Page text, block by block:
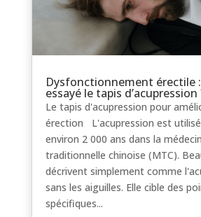
Dysfonctionnement érectile
essayé le tapis d’acupression
Le tapis d'acupression pour
érection L'acupression est
environ 2 000 ans dans la
traditionnelle chinoise (MTC).
décrivent simplement comme
sans les aiguilles. Elle cible des
spécifiques...